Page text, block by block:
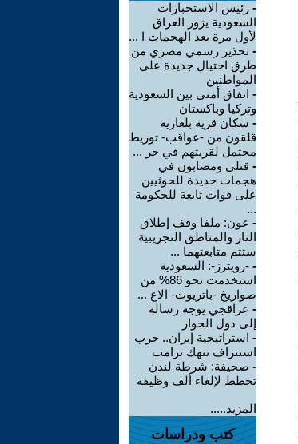
- رئيس الاستخبارات
السعودية يزور العراق
لأول مرة بعد الهجمات ا ...
- تحذير رسمي مصري من
طرق احتيال جديدة على
المواطنين
- اتفاق أمني بين السعودية
وتركيا وباكستان
- سكان قرية بلغارية
قلقون من -عواقب- توريط
محتمل لقريتهم في حر ...
- قتلى ومصابون في
هجمات جديدة للحوثيين
على قوات تابعة للحكومة
...
- عون: ملفا وقف إطلاق
النار والمناطق التجريبية
ستتم متابعتهما ...
- -رويترز-: السعودية
استخدمت نحو 86% من
صواريخ -باتريوت- الاع ...
- عراقجي يوجه رسالة
إلى دول الجوار
- استراتيجية إيران.. حرب
استنزاف تنهك ترامب
- صحيفة: شرطة لندن
تخطط لإلغاء ألف وظيفة
المزيد.....
كتب ودراسات